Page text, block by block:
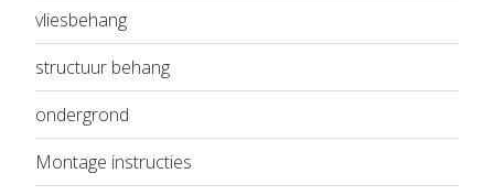
vliesbehang
structuur behang
ondergrond
Montage instructies